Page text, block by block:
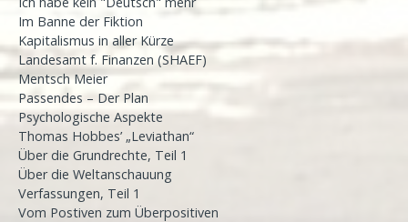
Im Banne der Fiktion
Kapitalismus in aller Kürze
Landesamt f. Finanzen (SHAEF)
Mentsch Meier
Passendes – Der Plan
Psychologische Aspekte
Thomas Hobbes’ „Leviathan“
Über die Grundrechte, Teil 1
Über die Weltanschauung
Verfassungen, Teil 1
Vom Postiven zum Überpositiven